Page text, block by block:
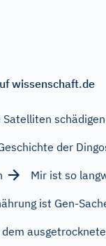
wissenschaft.de
der
Mir ist so
ist Gen-